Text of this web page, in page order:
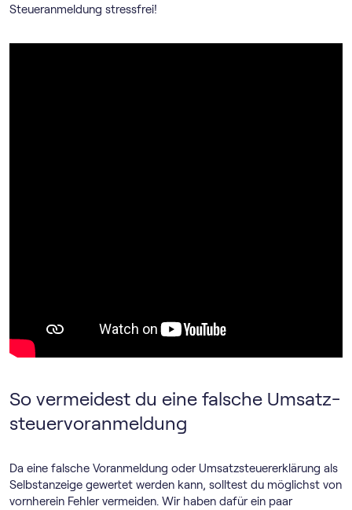
Steueranmeldung stressfrei!
So vermeidest du eine falsche Umsatz­
steuer­voranmeldung
Da eine falsche Voranmeldung oder Umsatzsteuererklärung als
Selbstanzeige gewertet werden kann, solltest du möglichst von
vornherein Fehler vermeiden. Wir haben dafür ein paar